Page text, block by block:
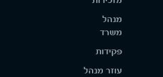
מנהל
משרד
פקידות
עוזר מנהל